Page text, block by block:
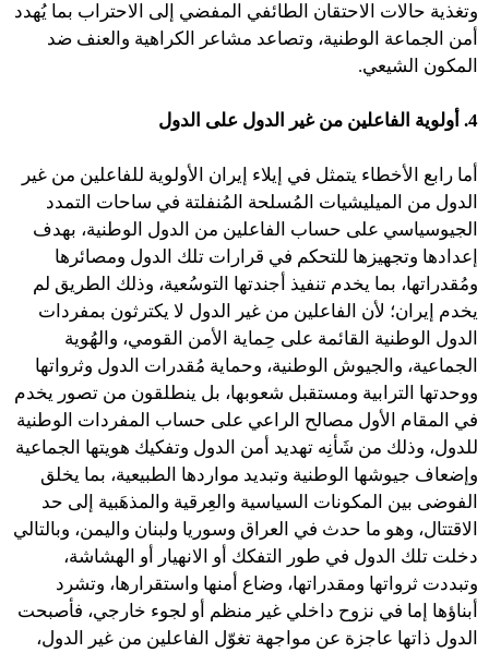
وتغذية حالات الاحتقان الطائفي المفضي إلى الاحتراب بما يُهدد
أمن الجماعة الوطنية، وتصاعد مشاعر الكراهية والعنف ضد
المكون الشيعي.
4. أولوية الفاعلين من غير الدول على الدول
أما رابع الأخطاء يتمثل في إيلاء إيران الأولوية للفاعلين من غير
الدول من الميليشيات المُسلحة المُنفلتة في ساحات التمدد
الجيوسياسي على حساب الفاعلين من الدول الوطنية، بهدف
إعدادها وتجهيزها للتحكم في قرارات تلك الدول ومصائرها
ومُقدراتها، بما يخدم تنفيذ أجندتها التوسُعية، وذلك الطريق لم
يخدم إيران؛ لأن الفاعلين من غير الدول لا يكترثون بمفردات
الدول الوطنية القائمة على حِماية الأمن القومي، والهُوية
الجماعية، والجيوش الوطنية، وحماية مُقدرات الدول وثرواتها
ووحدتها الترابية ومستقبل شعوبها، بل ينطلقون من تصور يخدم
في المقام الأول مصالح الراعي على حساب المفردات الوطنية
للدول، وذلك من شَأنِه تهديد أمن الدول وتفكيك هويتها الجماعية
وإضعاف جيوشها الوطنية وتبديد مواردها الطبيعية، بما يخلق
الفوضى بين المكونات السياسية والعِرقية والمذهَبية إلى حد
الاقتتال، وهو ما حدث في العراق وسوريا ولبنان واليمن، وبالتالي
دخلت تلك الدول في طور التفكك أو الانهيار أو الهشاشة،
وتبددت ثرواتها ومقدراتها، وضاع أمنها واستقرارها، وتشرد
أبناؤها إما في نزوح داخلي غير منظم أو لجوء خارجي، فأصبحت
الدول ذاتها عاجزة عن مواجهة تغوّل الفاعلين من غير الدول،